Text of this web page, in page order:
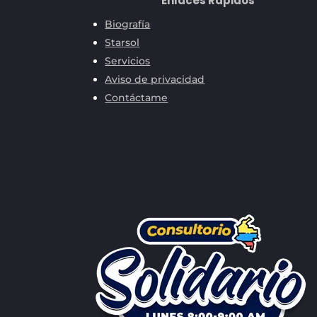
Biografía
Starsol
Servicios
Aviso de privacidad
Contáctame